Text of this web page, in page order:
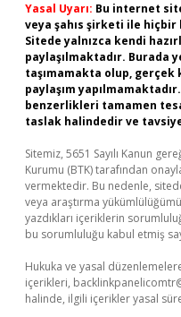
Yasal Uyarı: Bu internet
veya şahıs şirketi ile hiçbir
Sitede yalnızca kendi
paylaşılmaktadır. Burada
taşımamakta olup, gerçek
paylaşım
benzerlikleri tamamen
taslak halindedir ve
Sitemiz, 5651 Sayılı Kanun
Kurumu (BTK) tarafından
vermektedir. Bu nedenle,
veya araştırma
yazdıkları içeriklerin
bu sorumluluğu kabul etmiş
Hukuka ve yasal
içerikleri,
halinde, ilgili içerikler yasal